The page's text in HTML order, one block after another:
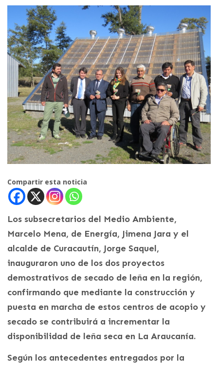
Compartir esta noticia
Los subsecretarios del Medio Ambiente,
Marcelo Mena, de Energía, Jimena Jara y el
alcalde de Curacautín, Jorge Saquel,
inauguraron uno de los dos proyectos
demostrativos de secado de leña en la región,
confirmando que mediante la construcción y
puesta en marcha de estos centros de acopio y
secado se contribuirá a incrementar la
disponibilidad de leña seca en La Araucanía.
Según los antecedentes entregados por la